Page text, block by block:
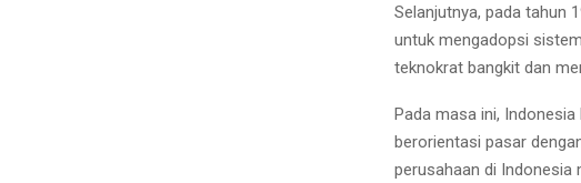
Selanjutnya, pada tahun
untuk mengadopsi
teknokrat bangkit dan
Pada masa ini,
berorientasi pasar
perusahaan di Indonesia